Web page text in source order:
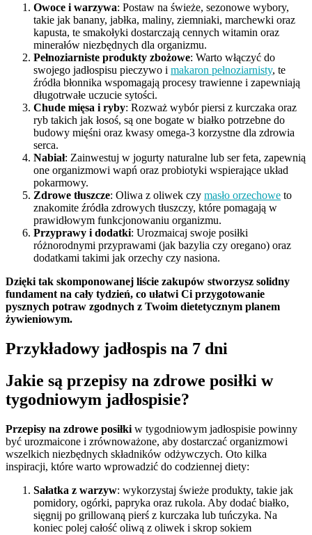
Owoce i warzywa: Postaw na świeże, sezonowe wybory,
takie jak banany, jabłka, maliny, ziemniaki, marchewki oraz
kapusta, te smakołyki dostarczają cennych witamin oraz
minerałów niezbędnych dla organizmu.
Pełnoziarniste produkty zbożowe: Warto włączyć do
swojego jadłospisu pieczywo i makaron pełnoziarnisty, te
źródła błonnika wspomagają procesy trawienne i zapewniają
długotrwałe uczucie sytości.
Chude mięsa i ryby: Rozważ wybór piersi z kurczaka oraz
ryb takich jak łosoś, są one bogate w białko potrzebne do
budowy mięśni oraz kwasy omega-3 korzystne dla zdrowia
serca.
Nabiał: Zainwestuj w jogurty naturalne lub ser feta, zapewnią
one organizmowi wapń oraz probiotyki wspierające układ
pokarmowy.
Zdrowe tłuszcze: Oliwa z oliwek czy masło orzechowe to
znakomite źródła zdrowych tłuszczy, które pomagają w
prawidłowym funkcjonowaniu organizmu.
Przyprawy i dodatki: Urozmaicaj swoje posiłki
różnorodnymi przyprawami (jak bazylia czy oregano) oraz
dodatkami takimi jak orzechy czy nasiona.
Dzięki tak skomponowanej liście zakupów stworzysz solidny
fundament na cały tydzień, co ułatwi Ci przygotowanie
pysznych potraw zgodnych z Twoim dietetycznym planem
żywieniowym.
Przykładowy jadłospis na 7 dni
Jakie są przepisy na zdrowe posiłki w
tygodniowym jadłospisie?
Przepisy na zdrowe posiłki w tygodniowym jadłospisie powinny
być urozmaicone i zrównoważone, aby dostarczać organizmowi
wszelkich niezbędnych składników odżywczych. Oto kilka
inspiracji, które warto wprowadzić do codziennej diety:
Sałatka z warzyw: wykorzystaj świeże produkty, takie jak
pomidory, ogórki, papryka oraz rukola. Aby dodać białko,
sięgnij po grillowaną pierś z kurczaka lub tuńczyka. Na
koniec polej całość oliwą z oliwek i skrop sokiem